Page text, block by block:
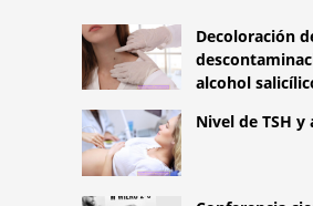
Decoloración
alcohol
Nivel de TSH